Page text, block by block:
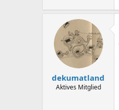
dekumatland
Aktives Mitglied